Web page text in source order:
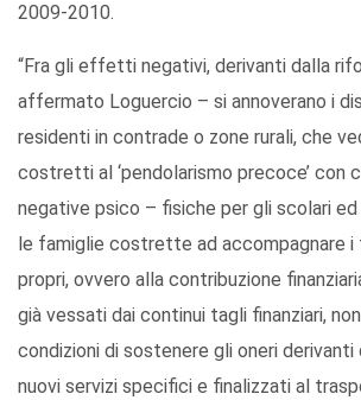
2009-2010.
“Fra gli effetti negativi, derivanti dalla
affermato Loguercio – si annoverano i
residenti in contrade o zone rurali, che
costretti al ‘pendolarismo precoce’ con
negative psico – fisiche per gli scolari
le famiglie costrette ad accompagnare i
propri, ovvero alla contribuzione
già vessati dai continui tagli finanziari,
condizioni di sostenere gli oneri
nuovi servizi specifici e finalizzati al